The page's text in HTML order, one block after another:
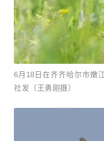
6月18日在齐齐哈尔市嫩
社发（王勇刚摄）